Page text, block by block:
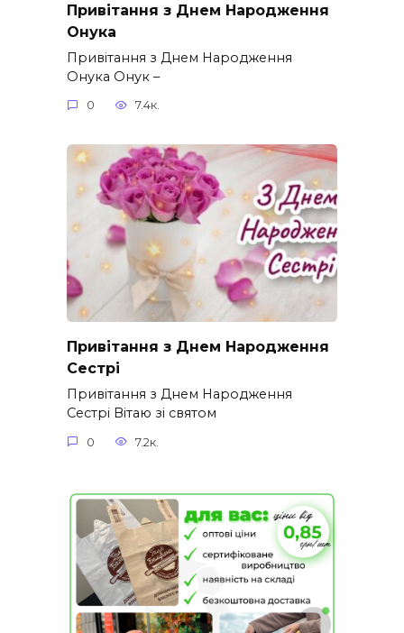
Привітання з Днем Народження
Онука
Привітання з Днем Народження
Онука Онук –
0 7.4к.
Привітання з Днем Народження
Сестрі
Привітання з Днем Народження
Сестрі Вітаю зі святом
0 7.2к.